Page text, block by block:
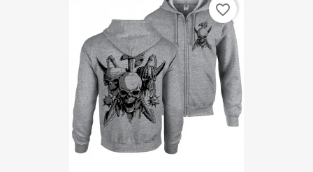
favorite_border